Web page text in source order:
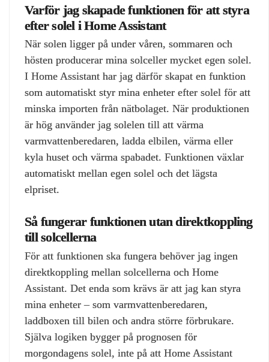
Varför jag skapade funktionen för att styra
efter solel i Home Assistant
När solen ligger på under våren, sommaren och
hösten producerar mina solceller mycket egen solel.
I Home Assistant har jag därför skapat en funktion
som automatiskt styr mina enheter efter solel för att
minska importen från nätbolaget. När produktionen
är hög använder jag solelen till att värma
varmvattenberedaren, ladda elbilen, värma eller
kyla huset och värma spabadet. Funktionen växlar
automatiskt mellan egen solel och det lägsta
elpriset.
Så fungerar funktionen utan direktkoppling
till solcellerna
För att funktionen ska fungera behöver jag ingen
direktkoppling mellan solcellerna och Home
Assistant. Det enda som krävs är att jag kan styra
mina enheter – som varmvattenberedaren,
laddboxen till bilen och andra större förbrukare.
Själva logiken bygger på prognosen för
morgondagens solel, inte på att Home Assistant